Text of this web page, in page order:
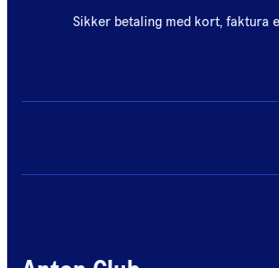
Sikker betaling med kort, faktura